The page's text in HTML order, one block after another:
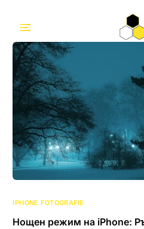
IPHONE FOTOGRAFIE
Нощен режим на iPhone: